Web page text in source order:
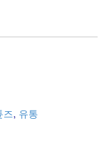
즈, 유통